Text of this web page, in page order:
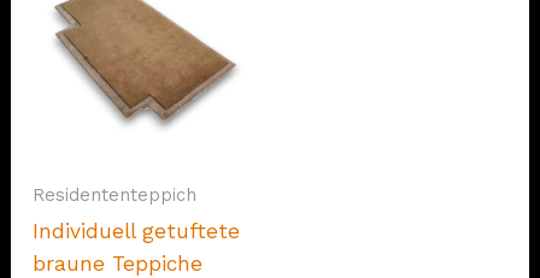
Residententeppich
Individuell getuftete
braune Teppiche